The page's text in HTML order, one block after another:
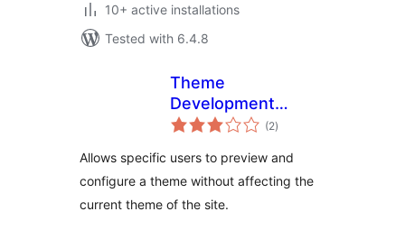
10+ active installations
Tested with 6.4.8
Theme
Development
Preview
(2total
ratings
)
Allows specific users to preview and
configure a theme without affecting the
current theme of the site.